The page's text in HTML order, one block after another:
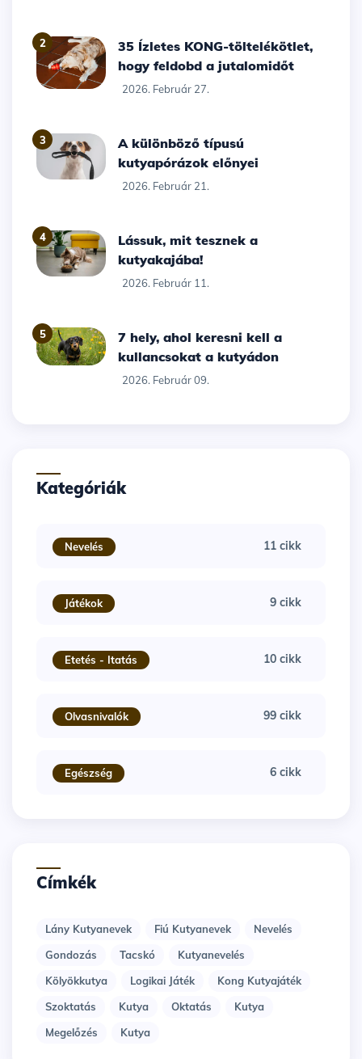
2
35 Ízletes KONG-töltelékötlet,
hogy feldobd a jutalomidőt
2026. Február 27.
3
A különböző típusú
kutyapórázok előnyei
2026. Február 21.
4
Lássuk, mit tesznek a
kutyakajába!
2026. Február 11.
5
7 hely, ahol keresni kell a
kullancsokat a kutyádon
2026. Február 09.
Kategóriák
Nevelés 11 cikk
Játékok 9 cikk
Etetés - Itatás 10 cikk
Olvasnivalók 99 cikk
Egészség 6 cikk
Címkék
Lány Kutyanevek Fiú Kutyanevek
Nevelés
Gondozás
Tacskó
Kutyanevelés
Kölyökkutya
Logikai Játék
Kong Kutyajáték
Szoktatás
Kutya Oktatás
Kutya
Megelőzés
Kutya